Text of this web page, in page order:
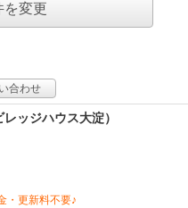
を変更
合わせ
ッジハウス大淀）
・更新料不要♪